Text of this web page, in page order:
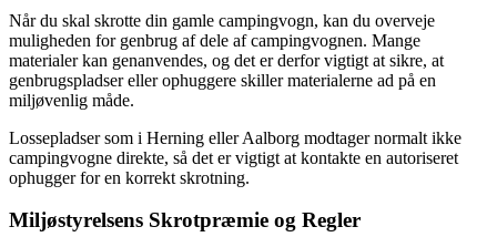
Når du skal skrotte din gamle campingvogn, kan du overveje
muligheden for genbrug af dele af campingvognen. Mange
materialer kan genanvendes, og det er derfor vigtigt at sikre, at
genbrugspladser eller ophuggere skiller materialerne ad på en
miljøvenlig måde.
Lossepladser som i Herning eller Aalborg modtager normalt ikke
campingvogne direkte, så det er vigtigt at kontakte en autoriseret
ophugger for en korrekt skrotning.
Miljøstyrelsens Skrotpræmie og Regler